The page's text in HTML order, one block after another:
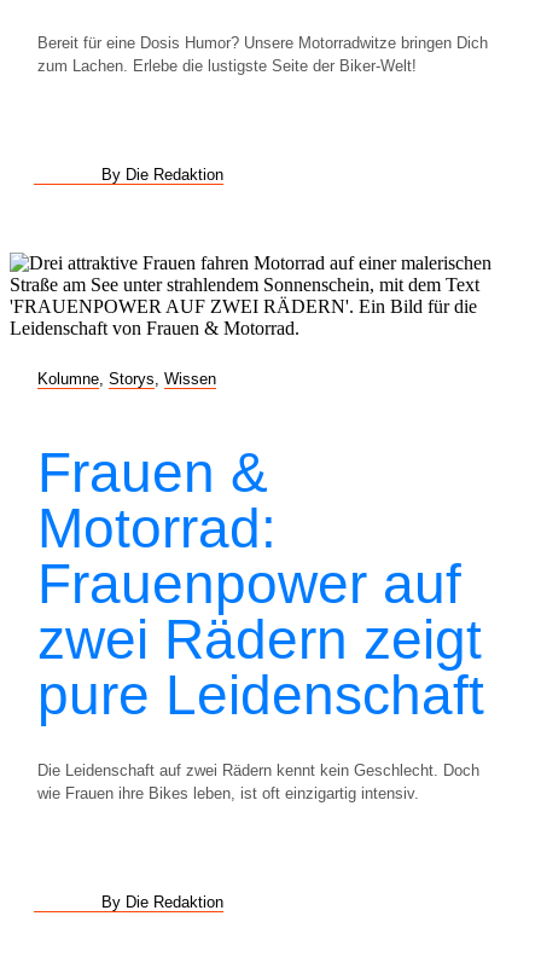
Bereit für eine Dosis Humor? Unsere Motorradwitze bringen Dich
zum Lachen. Erlebe die lustigste Seite der Biker-Welt!
By Die Redaktion
Kolumne Storys Wissen
Frauen &
Motorrad:
Frauenpower auf
zwei Rädern zeigt
pure Leidenschaft
Die Leidenschaft auf zwei Rädern kennt kein Geschlecht. Doch
wie Frauen ihre Bikes leben, ist oft einzigartig intensiv.
By Die Redaktion